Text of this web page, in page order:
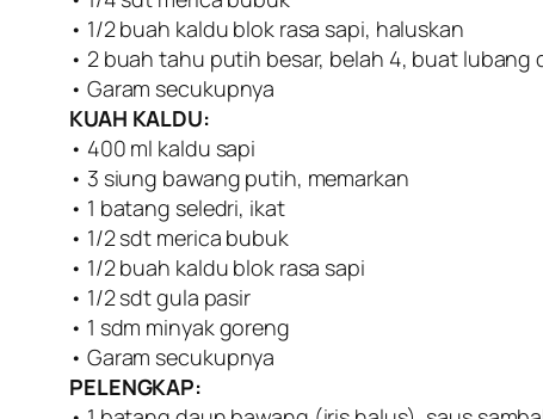
• 1/2 buah kaldu blok rasa sapi, haluskan
• 2 buah tahu putih besar, belah 4, buat lubang
• Garam secukupnya
KUAH KALDU:
• 400 ml kaldu sapi
• 3 siung bawang putih, memarkan
• 1 batang seledri, ikat
• 1/2 sdt merica bubuk
• 1/2 buah kaldu blok rasa sapi
• 1/2 sdt gula pasir
• 1 sdm minyak goreng
• Garam secukupnya
PELENGKAP: